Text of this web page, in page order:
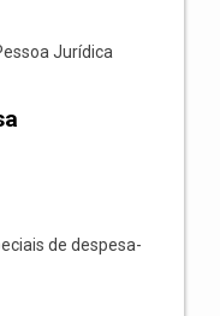
Jurídica
de despesa-